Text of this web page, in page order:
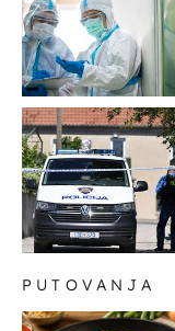
PUTOVANJA